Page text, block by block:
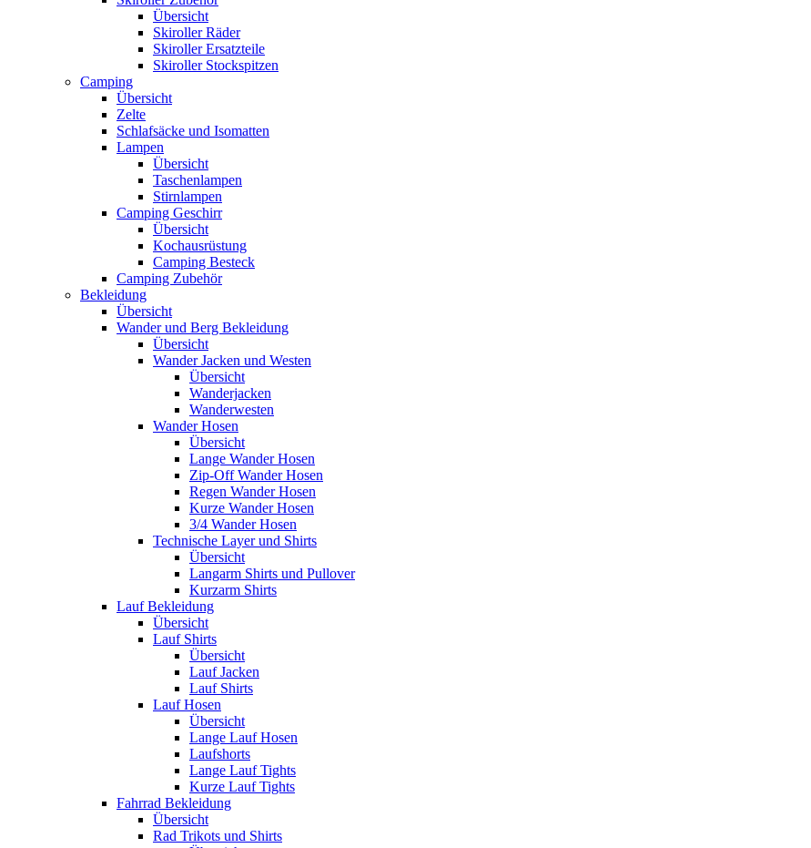
Übersicht
Skiroller Räder
Skiroller Ersatzteile
Skiroller Stockspitzen
Camping
Übersicht
Zelte
Schlafsäcke und Isomatten
Lampen
Übersicht
Taschenlampen
Stirnlampen
Camping Geschirr
Übersicht
Kochausrüstung
Camping Besteck
Camping Zubehör
Bekleidung
Übersicht
Wander und Berg Bekleidung
Übersicht
Wander Jacken und Westen
Übersicht
Wanderjacken
Wanderwesten
Wander Hosen
Übersicht
Lange Wander Hosen
Zip-Off Wander Hosen
Regen Wander Hosen
Kurze Wander Hosen
3/4 Wander Hosen
Technische Layer und Shirts
Übersicht
Langarm Shirts und Pullover
Kurzarm Shirts
Lauf Bekleidung
Übersicht
Lauf Shirts
Übersicht
Lauf Jacken
Lauf Shirts
Lauf Hosen
Übersicht
Lange Lauf Hosen
Laufshorts
Lange Lauf Tights
Kurze Lauf Tights
Fahrrad Bekleidung
Übersicht
Rad Trikots und Shirts